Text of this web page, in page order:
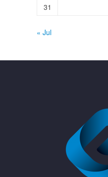
31
« Jul